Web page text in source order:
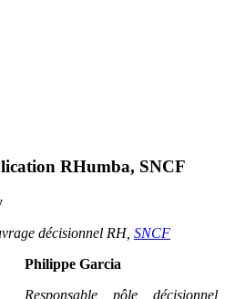
RHumba, SNCF
décisionnel RH, SNCF
Philippe Garcia
Responsable pôle décisionnel